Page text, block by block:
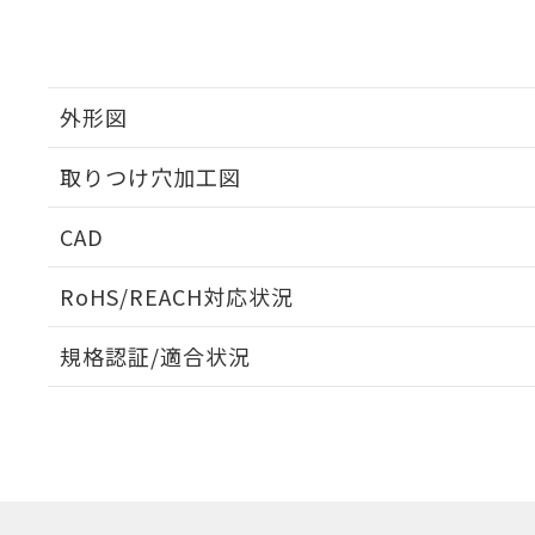
外形図
取りつけ穴加工図
CAD
RoHS/REACH対応状況
EU RoHS 注意事項・凡例
規格認証/適合状況